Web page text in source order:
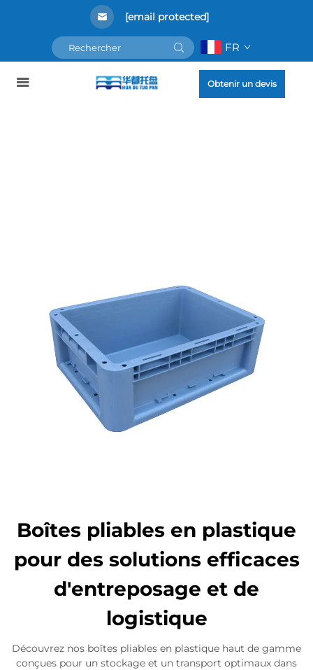
[email protected]
FR
Obtenir un devis
Boîtes pliables en plastique
pour des solutions efficaces
d'entreposage et de
logistique
Découvrez nos boîtes pliables en plastique haut de gamme
conçues pour un stockage et un transport optimaux dans